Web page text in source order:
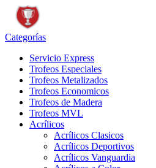
Categorías
Servicio Express
Trofeos Especiales
Trofeos Metalizados
Trofeos Economicos
Trofeos de Madera
Trofeos MVL
Acrílicos
Acrílicos Clasicos
Acrílicos Deportivos
Acrílicos Vanguardia